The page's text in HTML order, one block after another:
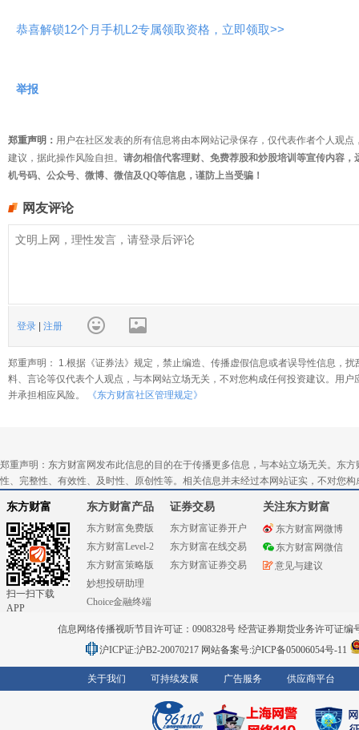
恭喜解锁12个月手机L2专属领取资格，立即领取>>
举报
郑重声明： 用户在社区发表的所有信息将由本网站记录保存，仅代表作者个人观
建议，据此操作风险自担。 请勿相信代客理财、免费荐股和炒股培训等宣传内容
机号码、公众号、微博、微信及QQ等信息，谨防上当受骗！
网友评论
登录 注册
郑重声明： 1.根据《证券法》规定，禁止编造、传播虚假信息或者误导性信息，
料、言论等仅代表个人观点，与本网站立场无关，不对您构成任何投资建议。用
并承担相应风险。
《东方财富社区管理规定》
郑重声明：东方财富网发布此信息的目的在于传播更多信息，与本站立场无关。东
性、完整性、有效性、及时性、原创性等。相关信息并未经过本网站证实，不对您
东方财富
扫一扫下载
APP
东方财富产品
东方财富免费版
东方财富Level-2
东方财富策略版
妙想投研助理
Choice金融终端
证券交易
东方财富证券开户
东方财富在线交易
东方财富证券交易
关注东方财富
东方财富网微博
东方财富网微信
意见与建议
信息网络传播视听节目许可证：0908328号 经营证券期货业务许可证编
沪ICP证:沪B2-20070217 网站备案号:沪ICP备05006054号-11
关于我们 可持续发展 广告服务 供应商平台